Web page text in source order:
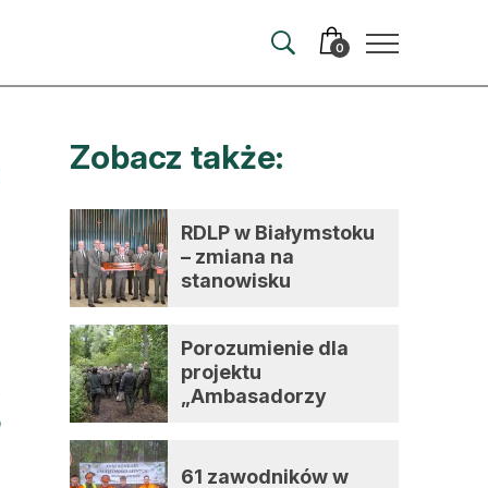
0
autorem
Zobacz także:
RDLP w Białymstoku
– zmiana na
stanowisku
Porozumienie dla
projektu
„Ambasadorzy
61 zawodników w